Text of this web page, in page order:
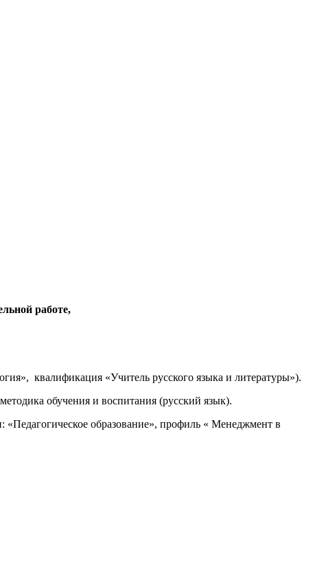
работе,
квалификация «Учитель русского языка и литературы»).
обучения и воспитания (русский язык).
образование», профиль « Менеджмент в